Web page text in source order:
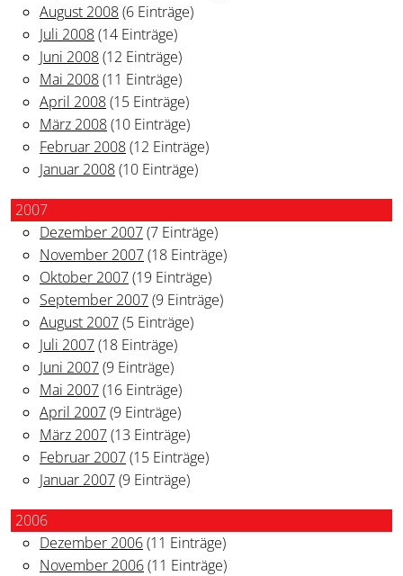
August 2008(6 Einträge)
Juli 2008(14 Einträge)
Juni 2008(12 Einträge)
Mai 2008(11 Einträge)
April 2008(15 Einträge)
März 2008(10 Einträge)
Februar 2008(12 Einträge)
Januar 2008(10 Einträge)
2007
Dezember 2007(7 Einträge)
November 2007(18 Einträge)
Oktober 2007(19 Einträge)
September 2007(9 Einträge)
August 2007(5 Einträge)
Juli 2007(18 Einträge)
Juni 2007(9 Einträge)
Mai 2007(16 Einträge)
April 2007(9 Einträge)
März 2007(13 Einträge)
Februar 2007(15 Einträge)
Januar 2007(9 Einträge)
2006
Dezember 2006(11 Einträge)
November 2006(11 Einträge)